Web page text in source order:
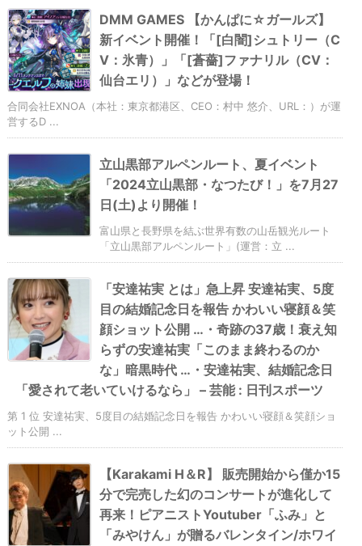
DMM GAMES 【かんぱに☆ガールズ】
新イベント開催！「[白闇]シュトリー（C
V：氷青）」「[蒼薔]ファナリル（CV：
仙台エリ）」などが登場！
合同会社EXNOA（本社：東京都港区、CEO：村中 悠介、URL：）が運
営するD ...
立山黒部アルペンルート、夏イベント
「2024立山黒部・なつたび！」を7月27
日(土)より開催！
富山県と長野県を結ぶ世界有数の山岳観光ルート
「立山黒部アルペンルート」(運営：立 ...
「安達祐実 とは」急上昇 安達祐実、5度
目の結婚記念日を報告 かわいい寝顔＆笑
顔ショット公開 …・奇跡の37歳！衰え知
らずの安達祐実「このまま終わるのか
な」暗黒時代 …・安達祐実、結婚記念日
「愛されて老いていけるなら」 – 芸能 : 日刊スポーツ
第 1 位 安達祐実、5度目の結婚記念日を報告 かわいい寝顔＆笑顔ショ
ット公開 ...
【Karakami H＆R】 販売開始から僅か15
分で完売した幻のコンサートが進化して
再来！ピアニストYoutuber「ふみ」と
「みやけん」が贈るバレンタイン/ホワイ